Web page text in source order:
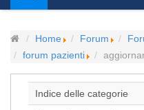
Home Forum
forum pazienti
Indice delle categorie